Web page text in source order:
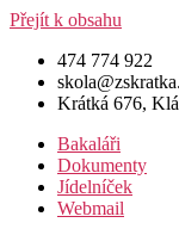
Přejít k obsahu
474 774 922
Krátká 676,
Bakaláři
Dokumenty
Jídelníček
Webmail